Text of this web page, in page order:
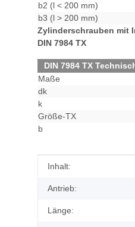
b2 (l < 200 mm)
b3 (l > 200 mm)
Zylinderschrauben mit
DIN 7984 TX
DIN 7984 TX
Maße
dk
k
Größe-TX
b
Produkteigenschaft
Wert
Inhalt:
Antrieb:
Länge: